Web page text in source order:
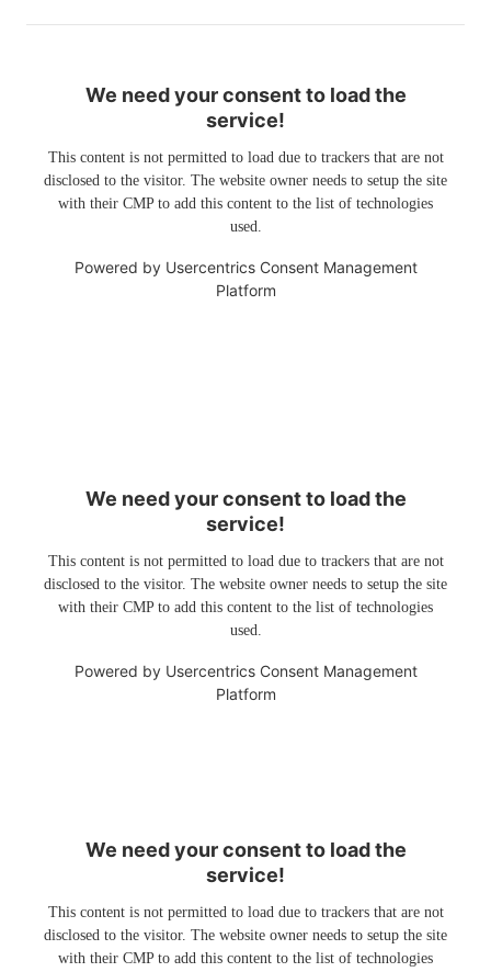
We need your consent to load the
service!
This content is not permitted to load due to trackers that are not
disclosed to the visitor. The website owner needs to setup the site
with their CMP to add this content to the list of technologies
used.
Powered by Usercentrics Consent Management
Platform
We need your consent to load the
service!
This content is not permitted to load due to trackers that are not
disclosed to the visitor. The website owner needs to setup the site
with their CMP to add this content to the list of technologies
used.
Powered by Usercentrics Consent Management
Platform
We need your consent to load the
service!
This content is not permitted to load due to trackers that are not
disclosed to the visitor. The website owner needs to setup the site
with their CMP to add this content to the list of technologies